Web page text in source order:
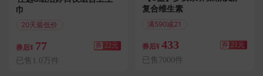
巾
20天最低价
券后¥ 77 券 22元
已售1.0万件
复合维生素
满590减21
券后¥ 433 券 21元
已售7000件